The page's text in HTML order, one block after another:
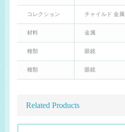
コレクション チャイルド 金属
材料 金属
種類 眼鏡
種類 眼鏡
Related Products